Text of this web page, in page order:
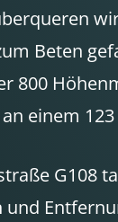
Beten
800
einem
G108